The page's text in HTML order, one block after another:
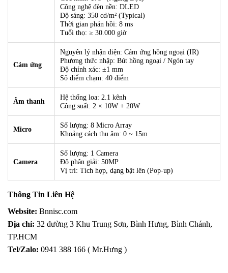
Công nghệ đèn nền: DLED
Độ sáng: 350 cd/m² (Typical)
Thời gian phản hồi: 8 ms
Tuổi thọ: ≥ 30.000 giờ
Cảm ứng
Nguyên lý nhận diện: Cảm ứng hồng ngoại (IR)
Phương thức nhập: Bút hồng ngoại / Ngón tay
Độ chính xác: ±1 mm
Số điểm chạm: 40 điểm
Âm thanh
Hệ thống loa: 2.1 kênh
Công suất: 2 × 10W + 20W
Micro
Số lượng: 8 Micro Array
Khoảng cách thu âm: 0 ~ 15m
Camera
Số lượng: 1 Camera
Độ phân giải: 50MP
Vị trí: Tích hợp, dạng bật lên (Pop-up)
Thông Tin Liên Hệ
Website: Bnnisc.com
Địa chỉ: 32 đường 3 Khu Trung Sơn, Bình Hưng, Bình Chánh,
TP.HCM
Tel/Zalo: 0941 388 166 ( Mr.Hưng )